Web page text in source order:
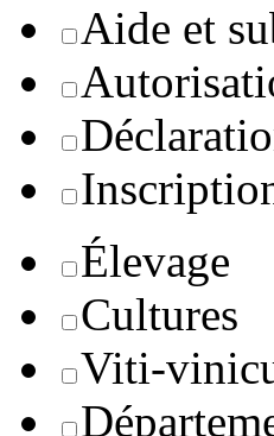
Aide et
Élevage
Cultures
Viti-